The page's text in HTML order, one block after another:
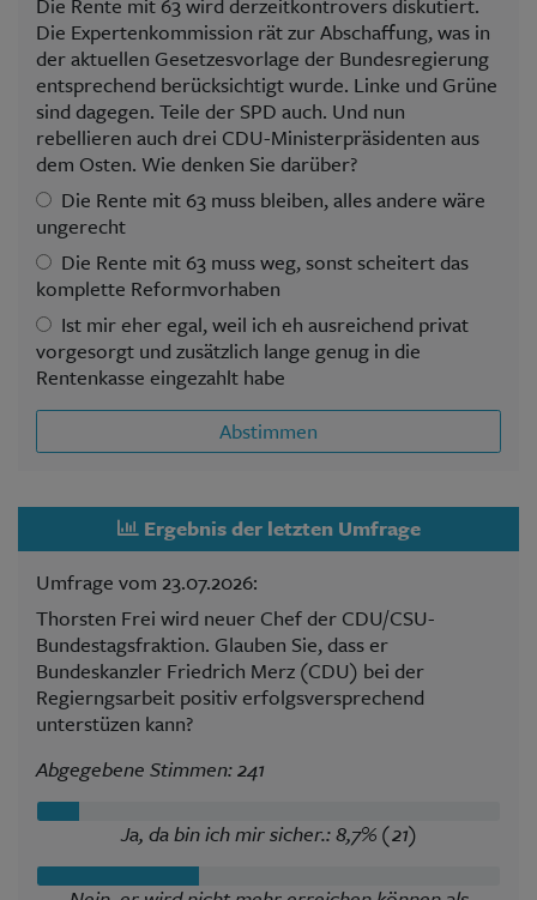
Die Expertenkommission rät zur Abschaffung, was in
der aktuellen Gesetzesvorlage der Bundesregierung
entsprechend berücksichtigt wurde. Linke und Grüne
sind dagegen. Teile der SPD auch. Und nun
rebellieren auch drei CDU-Ministerpräsidenten aus
dem Osten. Wie denken Sie darüber?
Die Rente mit 63 muss bleiben, alles andere wäre
ungerecht
Die Rente mit 63 muss weg, sonst scheitert das
komplette Reformvorhaben
Ist mir eher egal, weil ich eh ausreichend privat
vorgesorgt und zusätzlich lange genug in die
Rentenkasse eingezahlt habe
Abstimmen
Ergebnis der letzten Umfrage
Umfrage vom 23.07.2026:
Thorsten Frei wird neuer Chef der CDU/CSU-
Bundestagsfraktion. Glauben Sie, dass er
Bundeskanzler Friedrich Merz (CDU) bei der
Regierngsarbeit positiv erfolgsversprechend
unterstüzen kann?
Abgegebene Stimmen: 241
Ja, da bin ich mir sicher.: 8,7% (21)